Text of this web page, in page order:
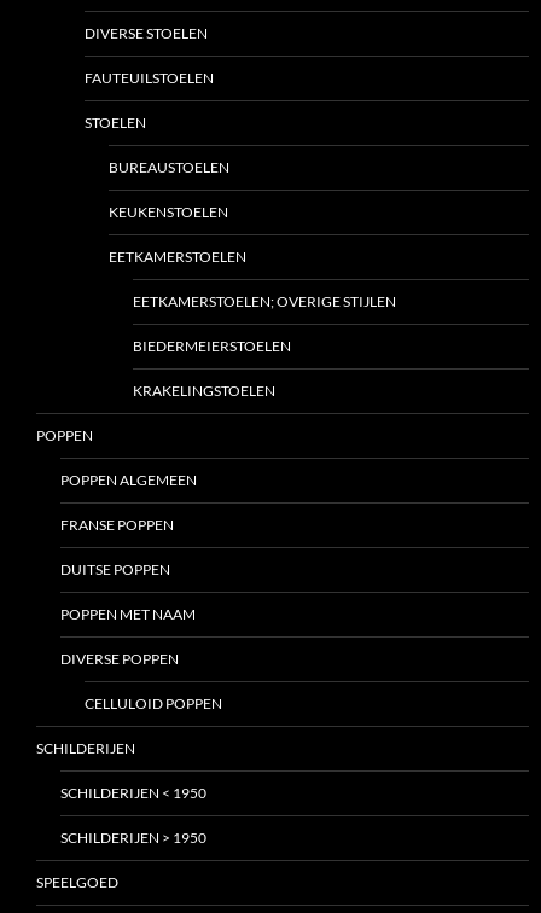
DIVERSE STOELEN
FAUTEUILSTOELEN
STOELEN
BUREAUSTOELEN
KEUKENSTOELEN
EETKAMERSTOELEN
EETKAMERSTOELEN; OVERIGE STIJLEN
BIEDERMEIERSTOELEN
KRAKELINGSTOELEN
POPPEN
POPPEN ALGEMEEN
FRANSE POPPEN
DUITSE POPPEN
POPPEN MET NAAM
DIVERSE POPPEN
CELLULOID POPPEN
SCHILDERIJEN
SCHILDERIJEN < 1950
SCHILDERIJEN > 1950
SPEELGOED